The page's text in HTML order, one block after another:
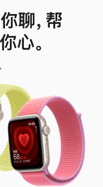
聊，帮
心。